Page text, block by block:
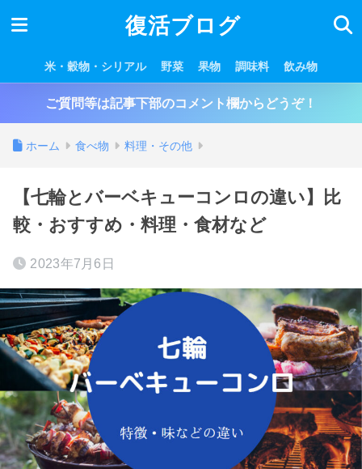
復活ブログ
米・穀物・シリアル 野菜 果物 調味料 飲み物
ご質問等は記事下部のコメント欄からどうぞ！
ホーム 食べ物 料理・その他
【七輪とバーベキューコンロの違い】比
較・おすすめ・料理・食材など
2023年7月6日